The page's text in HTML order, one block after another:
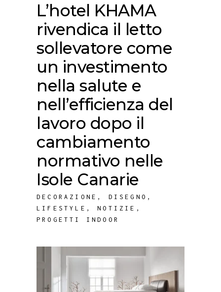
L’hotel KHAMA
rivendica il letto
sollevatore come
un investimento
nella salute e
nell’efficienza del
lavoro dopo il
cambiamento
normativo nelle
Isole Canarie
DECORAZIONE , DISEGNO ,
LIFESTYLE ,NOTIZIE ,
PROGETTI INDOOR